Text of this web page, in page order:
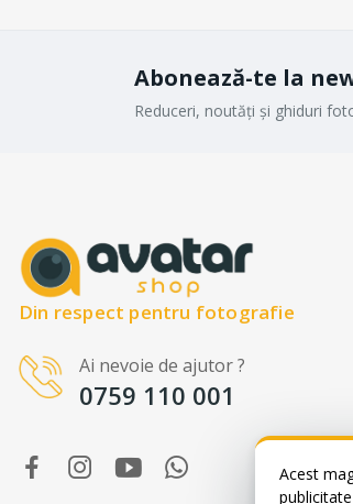
WhatsApp
Suntem online!
pe WhatsApp!
Abonează-te la
Reduceri, noutăți și ghiduri
Din respect pentru fotografie
Ai nevoie de ajutor ?
0759 110 001
Acest